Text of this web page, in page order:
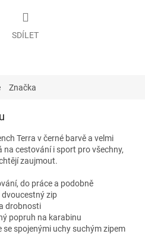
SDÍLET
Značka
Terra v černé barvě a velmi
cestování i sport pro všechny,
zaujmout.
do práce a podobně
zip
drobnosti
popruh na karabinu
se spojenými uchy suchým zipem